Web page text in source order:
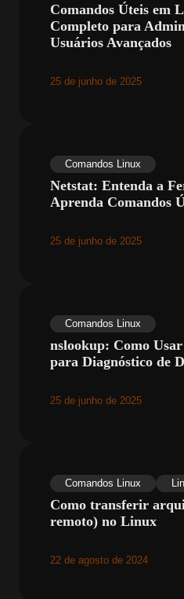
Comandos Úteis em
Completo para
Usuários Avançados
25 de junho de 2025
Comandos Linux
Netstat: Entenda a
Aprenda Comandos
25 de junho de 2025
Comandos Linux
nslookup: Como
para Diagnóstico de
25 de junho de 2025
Comandos Linux
Como transferir
remoto) no Linux
22 de agosto de 2024